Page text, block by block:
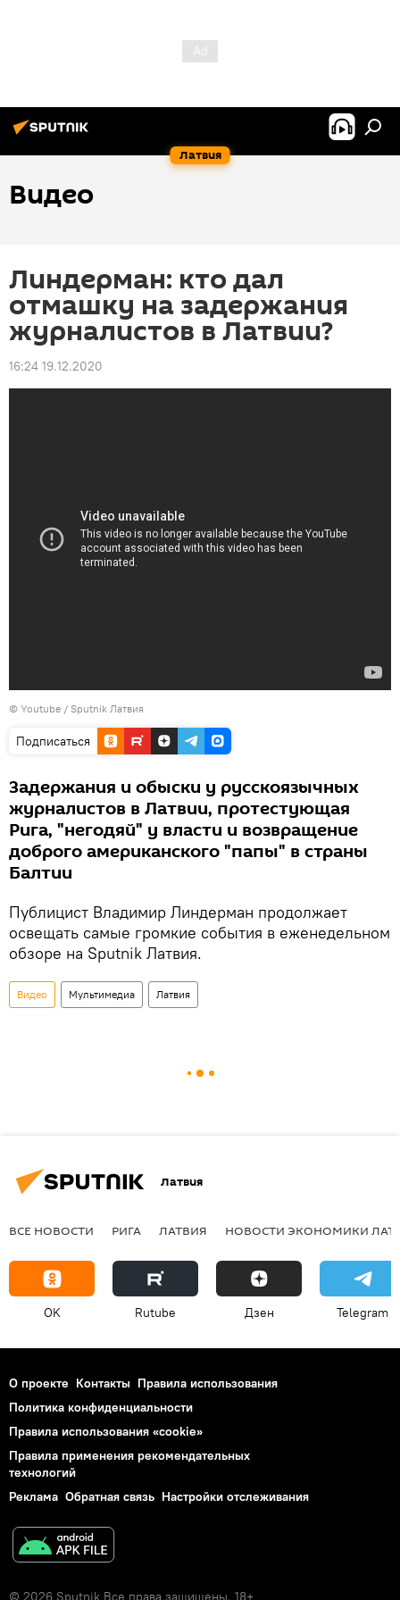
Латвия
Видео
Линдерман: кто дал
отмашку на задержания
журналистов в Латвии?
16:24 19.12.2020
© Youtube / Sputnik Латвия
Подписаться
Задержания и обыски у русскоязычных
журналистов в Латвии, протестующая
Рига, "негодяй" у власти и возвращение
доброго американского "папы" в страны
Балтии
Публицист Владимир Линдерман продолжает
освещать самые громкие события в еженедельном
обзоре на Sputnik Латвия.
Видео Мультимедиа Латвия
Латвия
ВСЕ НОВОСТИ РИГА ЛАТВИЯ НОВОСТИ ЭКОНОМИКИ
OK Rutube Дзен Telegram
О проекте Контакты Правила использования
Политика конфиденциальности
Правила использования «cookie»
Правила применения рекомендательных
технологий
Реклама Обратная связь Настройки отслеживания
© 2026 Sputnik Все права защищены. 18+